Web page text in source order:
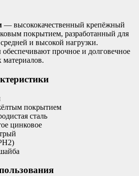
— высококачественный крепёжный
покрытием, разработанный для
и высокой нагрузки.
прочное и долговечное
материалов.
покрытием
сталь
цинковое